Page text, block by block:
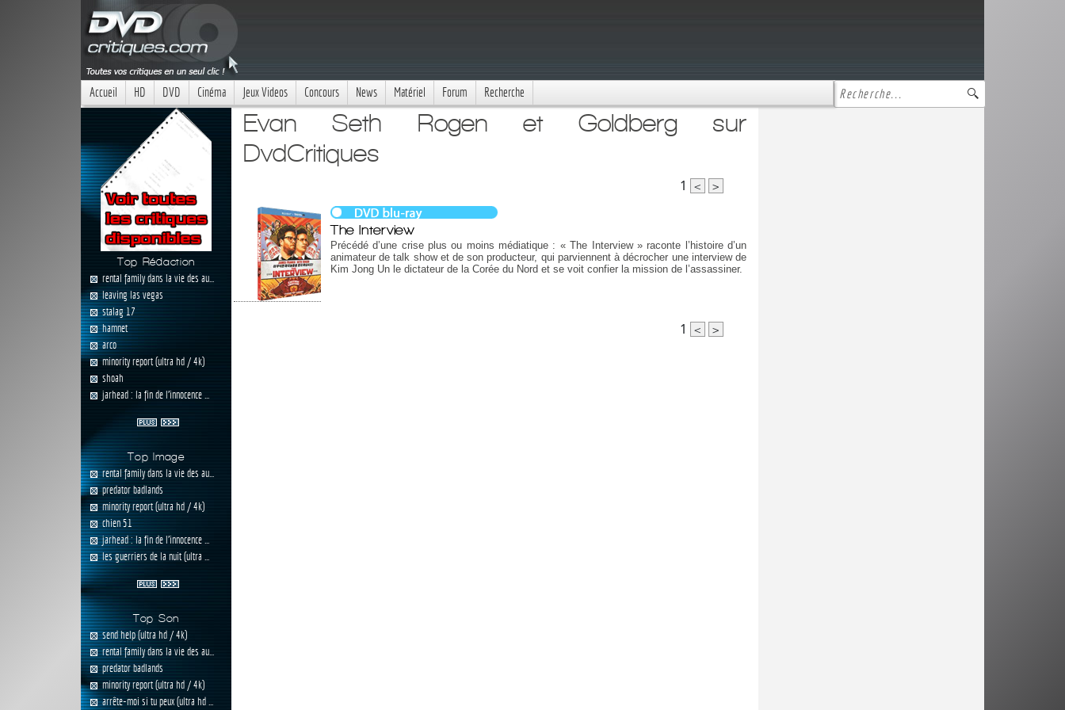
Accueil HD DVD Cinéma Jeux Videos Concours News Matériel Forum Recherche
Top Rédaction
rental family dans la vie des au...
leaving las vegas
stalag 17
hamnet
arco
minority report (ultra hd / 4k)
shoah
jarhead : la fin de l'innocence ...
Top Image
rental family dans la vie des au...
predator badlands
minority report (ultra hd / 4k)
chien 51
jarhead : la fin de l'innocence ...
les guerriers de la nuit (ultra ...
Top Son
send help (ultra hd / 4k)
rental family dans la vie des au...
predator badlands
minority report (ultra hd / 4k)
arrête-moi si tu peux (ultra hd ...
Evan Seth Rogen et Goldberg sur
DvdCritiques
1 < >
The Interview
Précédé d’une crise plus ou moins médiatique : « The Interview » raconte l’histoire d’un
animateur de talk show et de son producteur, qui parviennent à décrocher une interview de
Kim Jong Un le dictateur de la Corée du Nord et se voit confier la mission de l’assassiner.
1 < >